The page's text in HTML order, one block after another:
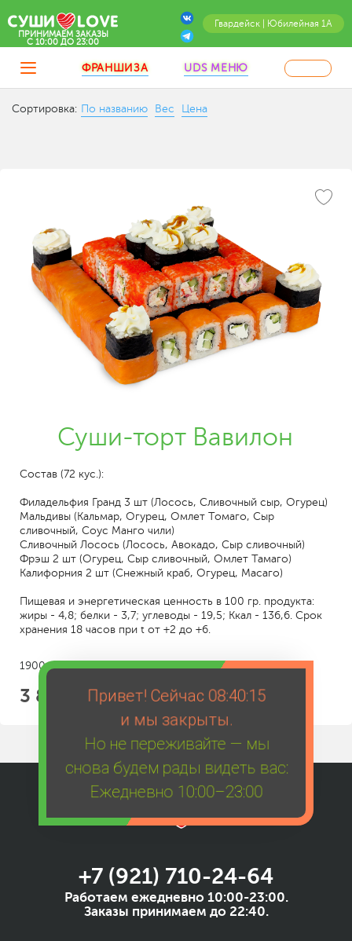
Привет! Сейчас 08:40:15
и мы закрыты.
Но не переживайте — мы
снова будем рады видеть вас:
Ежедневно 10:00–23:00
Гвардейск | Юбилейная 1А
ПРИНИМАЕМ ЗАКАЗЫ
C 10:00 ДО 23:00
ФРАНШИЗА UDS МЕНЮ
Сортировка: По названию Вес Цена
Суши-торт Вавилон
Состав (72 кус.):
Филадельфия Гранд 3 шт (Лосось, Сливочный сыр, Огурец)
Мальдивы (Кальмар, Огурец, Омлет Томаго, Сыр
сливочный, Соус Манго чили)
Сливочный Лосось (Лосось, Авокадо, Сыр сливочный)
Фрэш 2 шт (Огурец, Сыр сливочный, Омлет Тамаго)
Калифорния 2 шт (Снежный краб, Огурец, Масаго)
Пищевая и энергетическая ценность в 100 гр. продукта:
жиры - 4,8; белки - 3,7; углеводы - 19,5; Ккал - 136,6. Срок
хранения 18 часов при t от +2 до +6.
1900 г.
3 849
+7 (921) 710-24-64
Работаем ежедневно 10:00-23:00.
Заказы принимаем до 22:40.